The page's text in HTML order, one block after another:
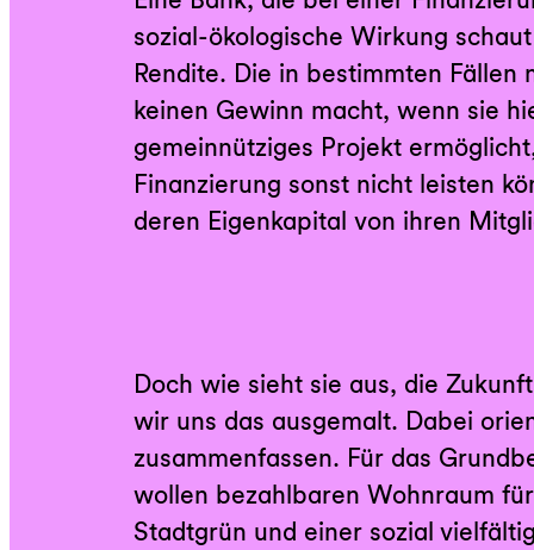
sozial-ökologische Wirkung
Rendite. Die in bestimmten Fällen
keinen Gewinn macht, wenn sie
gemeinnütziges Projekt
Finanzierung sonst nicht leisten
deren Eigenkapital von ihren
wachsen kann. All das klingt
unkonventionell, man könnte auch
doch macht die GLS Bank genau
Gemeinsam mit Mitgliedern und
Genossenschaftsbank mutige
Doch wie sieht sie aus, die
wir uns das ausgemalt. Dabei
zusammenfassen. Für das
wollen bezahlbaren Wohnraum
Stadtgrün und einer sozial